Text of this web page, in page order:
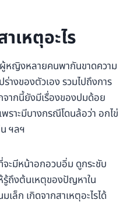
เหตุอะไร
หญิงหลายคนพากันขาดความ
างของตัวเอง รวมไปถึงการ
จากนี้ยังมีเรื่องของปมด้อย
ราะมีบางกรณีโดนล้อว่า อกไข่
ฯลฯ
จะมีหน้าอกอวบอิ่ม ดูกระชับ
รู้ถึงต้นเหตุของปัญหาใน
ล็ก เกิดจากสาเหตุอะไรได้